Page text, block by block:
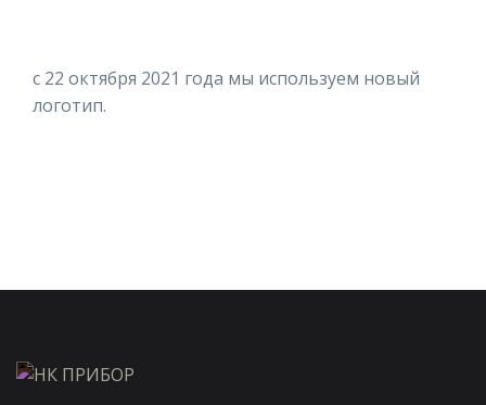
с 22 октября 2021 года мы используем новый
логотип.